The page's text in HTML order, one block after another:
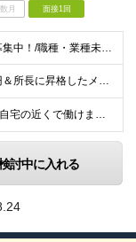
月 面接1回
≪20代30代活躍＆複数名募集中！/職種・業種未経験大歓迎/第二新卒OK≫ ◎普通自動車免許（AT限定可）をお持ちの方 └お客様先へ訪問するため、問題なく運転ができる方を想定しています。 ◎高卒以上
《入社3年目に年収636万円＆所長に昇格したメンバーも！》 ◆月給245,796円～269,205円+営業実績手当+諸手当 ※試用期間3ヶ月(待遇同一) ※固定残業代(22.5時間分/35,796円～
全国の各営業所で募集中！自宅の近くで働けます。 ※住所は一部の営業所のみ載せています ★詳細は以下のリンクをご覧ください https://www.fujiyakuhin.co.jp/shop/eig
討中に入れる